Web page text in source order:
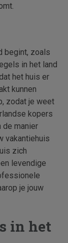
begint, zoals
in het land
het huis er
kunnen
zodat je weet
kopers
de manier
vakantiehuis
zich
levendige
je jouw
in het